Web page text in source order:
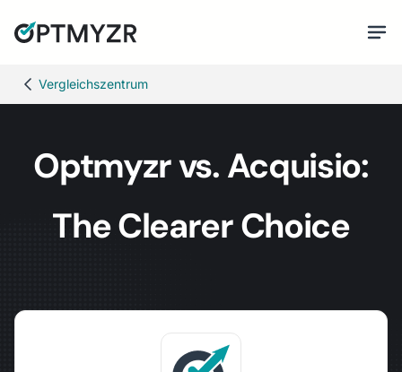
Vergleichszentrum
Optmyzr vs. Acquisio:
The Clearer Choice